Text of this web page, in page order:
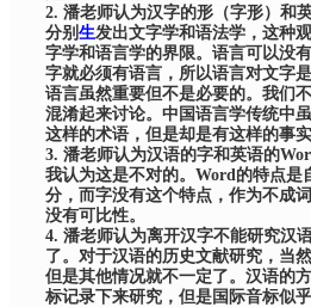
2. 潘老师认为汉字的形（字形）和
分别 生发出文字学和语法学，这种
字学和语言学的界限。语言可以没
字就必须有语言，所以语言对文字
语言虽然重要但不是必要的。我们
混淆起来讨论。中国语言学传统中
这样的术语，但是却是有这样的事
3. 潘老师认为汉语的字和英语的
我认为这是不对的。 Word的特点是
分，而字没有这个特点，作为不成
没有可比性。
4. 潘老师认为离开汉字不能研究汉
了。对于汉语的历史文献研究，当
但是其他情况就不一定了。汉语的
标记录下来研究， 但是国际音标似